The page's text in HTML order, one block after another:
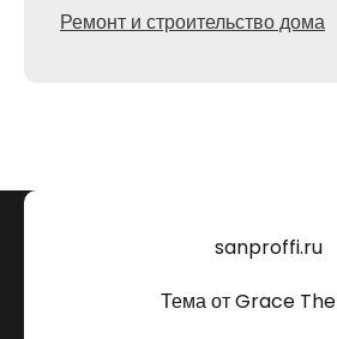
Ремонт и строительство дома
sanproffi.ru
Тема от Grace